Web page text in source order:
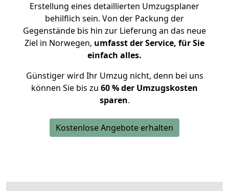
Erstellung eines detaillierten Umzugsplaner
behilflich sein. Von der Packung der
Gegenstände bis hin zur Lieferung an das neue
Ziel in Norwegen, umfasst der Service, für Sie
einfach alles.
Günstiger wird Ihr Umzug nicht, denn bei uns
können Sie bis zu 60 % der Umzugskosten
sparen.
Kostenlose Angebote erhalten